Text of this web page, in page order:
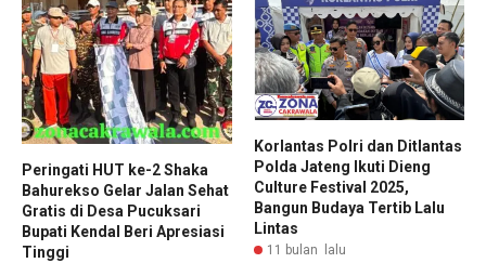
Peringati HUT ke-2 Shaka
Bahurekso Gelar Jalan Sehat
Gratis di Desa Pucuksari
Bupati Kendal Beri Apresiasi
Tinggi
Korlantas Polri dan Ditlantas
Polda Jateng Ikuti Dieng
Culture Festival 2025,
Bangun Budaya Tertib Lalu
Lintas
11 bulan lalu